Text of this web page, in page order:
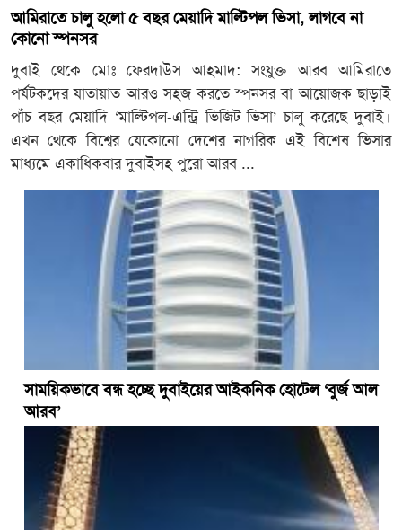
আমিরাতে চালু হলো ৫ বছর মেয়াদি মাল্টিপল ভিসা, লাগবে না
কোনো স্পনসর
দুবাই থেকে মোঃ ফেরদাউস আহমাদ: সংযুক্ত আরব আমিরাতে
পর্যটকদের যাতায়াত আরও সহজ করতে স্পনসর বা আয়োজক ছাড়াই
পাঁচ বছর মেয়াদি ‘মাল্টিপল-এন্ট্রি ভিজিট ভিসা’ চালু করেছে দুবাই।
এখন থেকে বিশ্বের যেকোনো দেশের নাগরিক এই বিশেষ ভিসার
মাধ্যমে একাধিকবার দুবাইসহ পুরো আরব ...
সাময়িকভাবে বন্ধ হচ্ছে দুবাইয়ের আইকনিক হোটেল ‘বুর্জ আল
আরব’